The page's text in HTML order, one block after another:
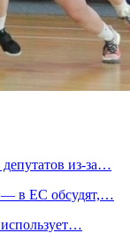
из-за…
— в ЕС обсудят,…